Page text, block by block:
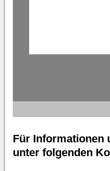
Für Informationen
unter folgenden